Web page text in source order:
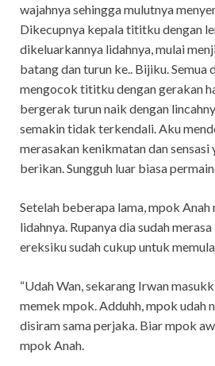
wajahnya sehingga mulutnya
Dikecupnya kepala tititku dengan
dikeluarkannya lidahnya, mulai
batang dan turun ke.. Bijiku. Semua
mengocok tititku dengan gerakan
bergerak turun naik dengan
semakin tidak terkendali. Aku
merasakan kenikmatan dan sensasi
berikan. Sungguh luar biasa
Setelah beberapa lama, mpok
lidahnya. Rupanya dia sudah
ereksiku sudah cukup untuk
“Udah Wan, sekarang Irwan
memek mpok. Adduhh, mpok udah
disiram sama perjaka. Biar mpok
mpok Anah.